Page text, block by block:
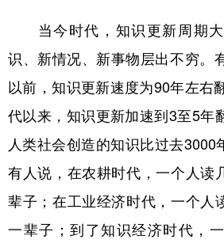
法律 中央文件 金融
食品 人居 信
学术中国 乡村振兴 银
城市 旅游 能
文化产业
当今时代，知识更新周期大
识、新情况、新事物层出不穷。
以前，知识更新速度为90年左右
代以来，知识更新加速到3至5年
人类社会创造的知识比过去3000
有人说，在农耕时代，一个人读
辈子；在工业经济时代，一个人
一辈子；到了知识经济时代，